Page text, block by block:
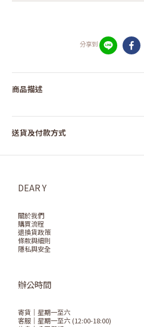
分享到
商品描述
送貨及付款方式
DEAR Y
關於我們
購買流程
退換貨政策
條款與細則
隱私與安全
辦公時間
寄貨｜星期一至六
客服｜星期一至六 (12:00-18:00)